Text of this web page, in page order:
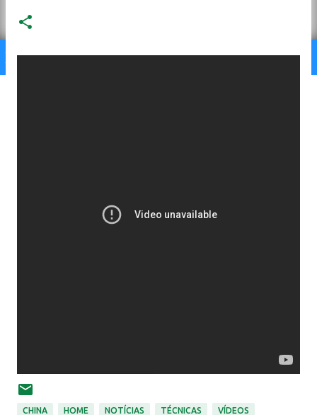
Home Limeira Gran Ranking
CHINA HOME NOTÍCIAS TÉCNICAS VÍDEOS